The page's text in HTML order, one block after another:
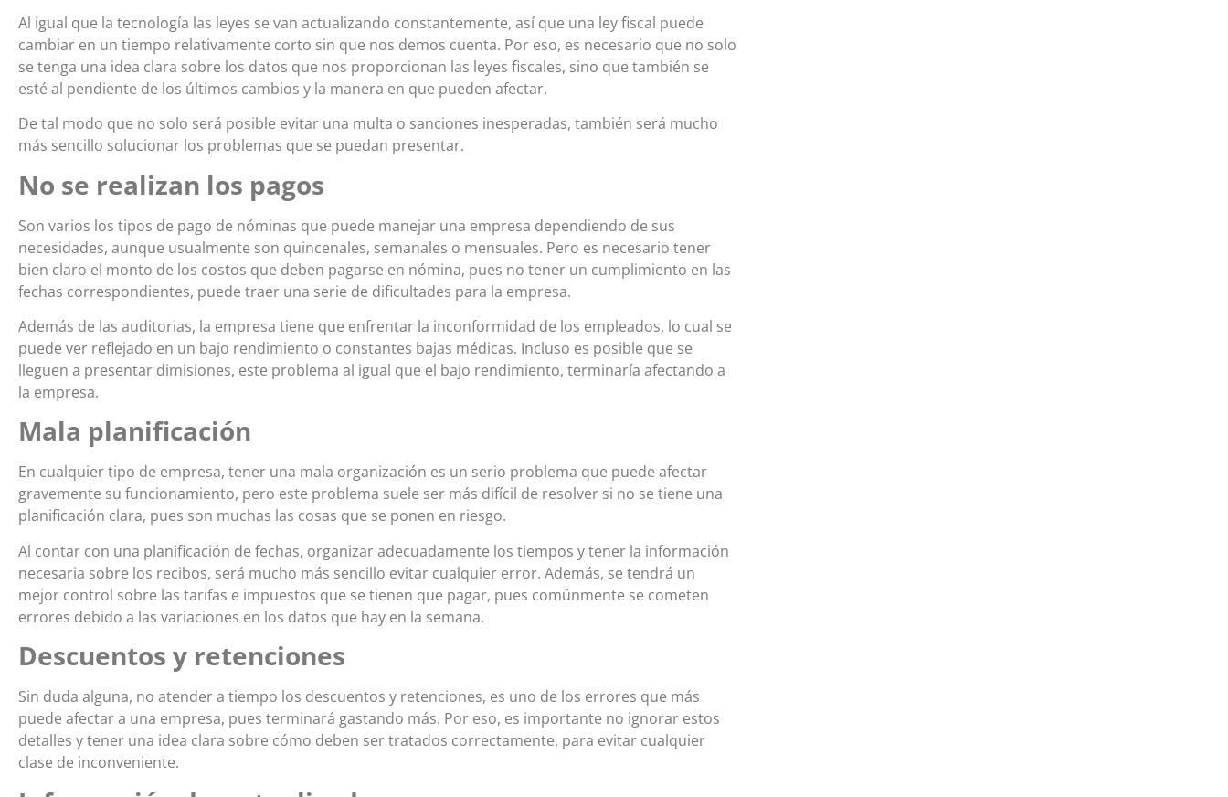
Al igual que la tecnología las leyes se van actualizando constantemente, así que una ley fiscal puede
cambiar en un tiempo relativamente corto sin que nos demos cuenta. Por eso, es necesario que no solo
se tenga una idea clara sobre los datos que nos proporcionan las leyes fiscales, sino que también se
esté al pendiente de los últimos cambios y la manera en que pueden afectar.
De tal modo que no solo será posible evitar una multa o sanciones inesperadas, también será mucho
más sencillo solucionar los problemas que se puedan presentar.
No se realizan los pagos
Son varios los tipos de pago de nóminas que puede manejar una empresa dependiendo de sus
necesidades, aunque usualmente son quincenales, semanales o mensuales. Pero es necesario tener
bien claro el monto de los costos que deben pagarse en nómina, pues no tener un cumplimiento en las
fechas correspondientes, puede traer una serie de dificultades para la empresa.
Además de las auditorias, la empresa tiene que enfrentar la inconformidad de los empleados, lo cual se
puede ver reflejado en un bajo rendimiento o constantes bajas médicas. Incluso es posible que se
lleguen a presentar dimisiones, este problema al igual que el bajo rendimiento, terminaría afectando a
la empresa.
Mala planificación
En cualquier tipo de empresa, tener una mala organización es un serio problema que puede afectar
gravemente su funcionamiento, pero este problema suele ser más difícil de resolver si no se tiene una
planificación clara, pues son muchas las cosas que se ponen en riesgo.
Al contar con una planificación de fechas, organizar adecuadamente los tiempos y tener la información
necesaria sobre los recibos, será mucho más sencillo evitar cualquier error. Además, se tendrá un
mejor control sobre las tarifas e impuestos que se tienen que pagar, pues comúnmente se cometen
errores debido a las variaciones en los datos que hay en la semana.
Descuentos y retenciones
Sin duda alguna, no atender a tiempo los descuentos y retenciones, es uno de los errores que más
puede afectar a una empresa, pues terminará gastando más. Por eso, es importante no ignorar estos
detalles y tener una idea clara sobre cómo deben ser tratados correctamente, para evitar cualquier
clase de inconveniente.